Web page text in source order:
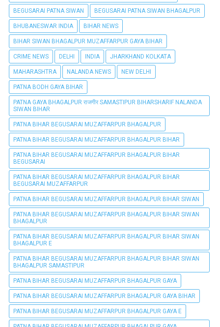
BEGUSARAI PATNA SIWAN BEGUSARAI PATNA SIWAN BHAGALPUR
BHUBANESWAR INDIA BIHAR NEWS
BIHAR SIWAN BHAGALPUR MUZAFFARPUR GAYA BIHAR
CRIME NEWS DELHI INDIA JHARKHAND KOLKATA
MAHARASHTRA NALANDA NEWS NEW DELHI
PATNA BODH GAYA BIHAR
PATNA GAYA BHAGALPUR राजगीर SAMASTIPUR BIHARSHARIF NALANDA
SIWAN BIHAR
PATNA BIHAR BEGUSARAI MUZAFFARPUR BHAGALPUR
PATNA BIHAR BEGUSARAI MUZAFFARPUR BHAGALPUR BIHAR
PATNA BIHAR BEGUSARAI MUZAFFARPUR BHAGALPUR BIHAR
BEGUSARAI
PATNA BIHAR BEGUSARAI MUZAFFARPUR BHAGALPUR BIHAR
BEGUSARAI MUZAFFARPUR
PATNA BIHAR BEGUSARAI MUZAFFARPUR BHAGALPUR BIHAR SIWAN
PATNA BIHAR BEGUSARAI MUZAFFARPUR BHAGALPUR BIHAR SIWAN
BHAGALPUR
PATNA BIHAR BEGUSARAI MUZAFFARPUR BHAGALPUR BIHAR SIWAN
BHAGALPUR E
PATNA BIHAR BEGUSARAI MUZAFFARPUR BHAGALPUR BIHAR SIWAN
BHAGALPUR SAMASTIPUR
PATNA BIHAR BEGUSARAI MUZAFFARPUR BHAGALPUR GAYA
PATNA BIHAR BEGUSARAI MUZAFFARPUR BHAGALPUR GAYA BIHAR
PATNA BIHAR BEGUSARAI MUZAFFARPUR BHAGALPUR GAYA E